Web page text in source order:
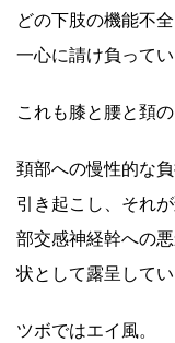
どの下肢の機能不
一心に請け負って
これも膝と腰と頚
頚部への慢性的な
引き起こし、それ
部交感神経幹への
状として露呈して
ツボではエイ風。